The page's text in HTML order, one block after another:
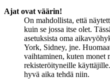
Ajat ovat väärin!
On mahdollista, että
kuin se jossa itse olet.
asetuksista oma
York, Sidney, jne.
vaihtaminen, kuten monet
rekisteröityneille
hyvä aika tehdä niin.